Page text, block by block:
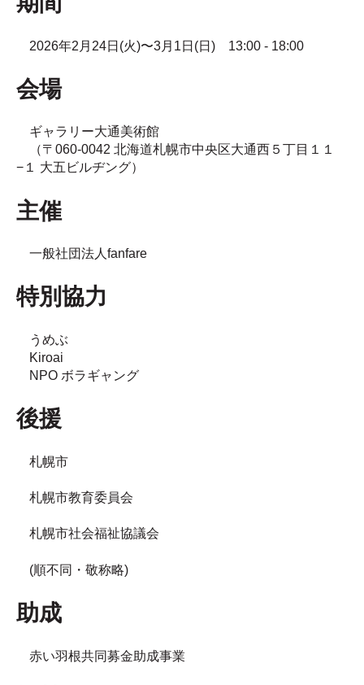
2026年2月24日(火)〜3月1日(日) 13:00 - 18:00
会場
ギャラリー大通美術館
（〒060-0042 北海道札幌市中央区大通西５丁目１１
−１ 大五ビルヂング）
主催
一般社団法人fanfare
特別協力
うめぶ
Kiroai
NPO ボラギャング
後援
札幌市
札幌市教育委員会
札幌市社会福祉協議会
(順不同・敬称略)
助成
赤い羽根共同募金助成事業